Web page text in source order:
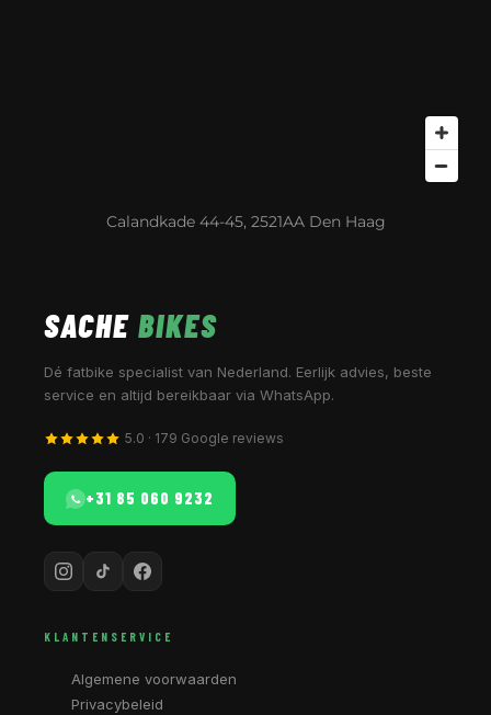
Calandkade 44-45, 2521AA Den Haag
SACHE BIKES
Dé fatbike specialist van Nederland. Eerlijk advies, beste
service en altijd bereikbaar via WhatsApp.
5.0 · 179 Google reviews
+31 85 060 9232
KLANTENSERVICE
Algemene voorwaarden
Privacybeleid